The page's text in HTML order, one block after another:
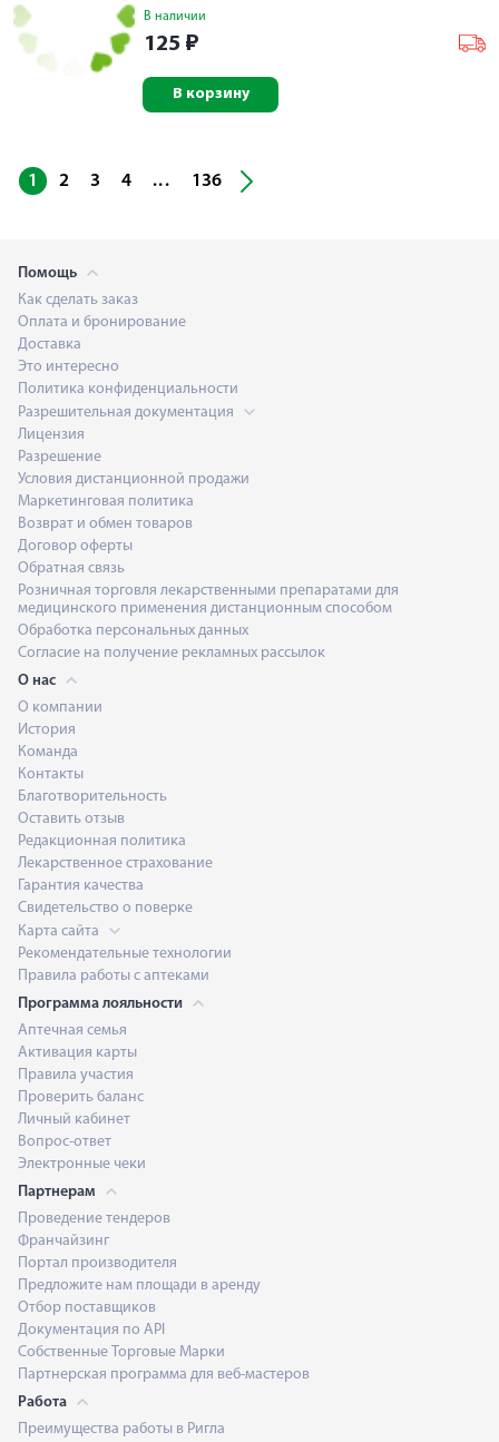
В наличии
125 ₽
В корзину
1 2 3 4 ... 136
Помощь
Как сделать заказ
Оплата и бронирование
Доставка
Это интересно
Политика конфиденциальности
Разрешительная документация
Лицензия
Разрешение
Условия дистанционной продажи
Маркетинговая политика
Возврат и обмен товаров
Договор оферты
Обратная связь
Розничная торговля лекарственными препаратами для
медицинского применения дистанционным способом
Обработка персональных данных
Согласие на получение рекламных рассылок
О нас
О компании
История
Команда
Контакты
Благотворительность
Оставить отзыв
Редакционная политика
Лекарственное страхование
Гарантия качества
Свидетельство о поверке
Карта сайта
Рекомендательные технологии
Правила работы с аптеками
Программа лояльности
Аптечная семья
Активация карты
Правила участия
Проверить баланс
Личный кабинет
Вопрос-ответ
Электронные чеки
Партнерам
Проведение тендеров
Франчайзинг
Портал производителя
Предложите нам площади в аренду
Отбор поставщиков
Документация по API
Собственные Торговые Марки
Партнерская программа для веб-мастеров
Работа
Преимущества работы в Ригла